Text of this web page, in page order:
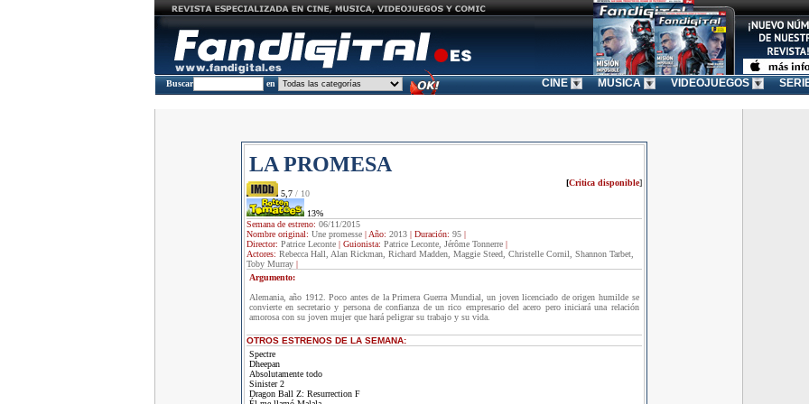
Buscar en CINE MUSICA VIDEOJUEGOS
LA PROMESA
5,7 / 10
13%
[Critica disponible]
Semana de estreno: 06/11/2015
Nombre original: Une promesse| Año: 2013| Duración: 95|
Director: Patrice Leconte| Guionista: Patrice Leconte, Jérôme Tonnerre|
Actores: Rebecca Hall, Alan Rickman, Richard Madden, Maggie Steed, Christelle Cornil, Shannon Tarbet,
Toby Murray|
Argumento:
Alemania, año 1912. Poco antes de la Primera Guerra Mundial, un joven licenciado de origen humilde se
convierte en secretario y persona de confianza de un rico empresario del acero pero iniciará una relación
amorosa con su joven mujer que hará peligrar su trabajo y su vida.
OTROS ESTRENOS DE LA SEMANA:
Spectre
Dheepan
Absolutamente todo
Sinister 2
Dragon Ball Z: Resurrection F